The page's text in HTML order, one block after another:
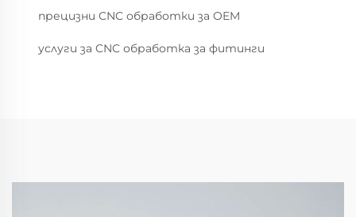
прецизни CNC обработки за OEM
услуги за CNC обработка за фитинги